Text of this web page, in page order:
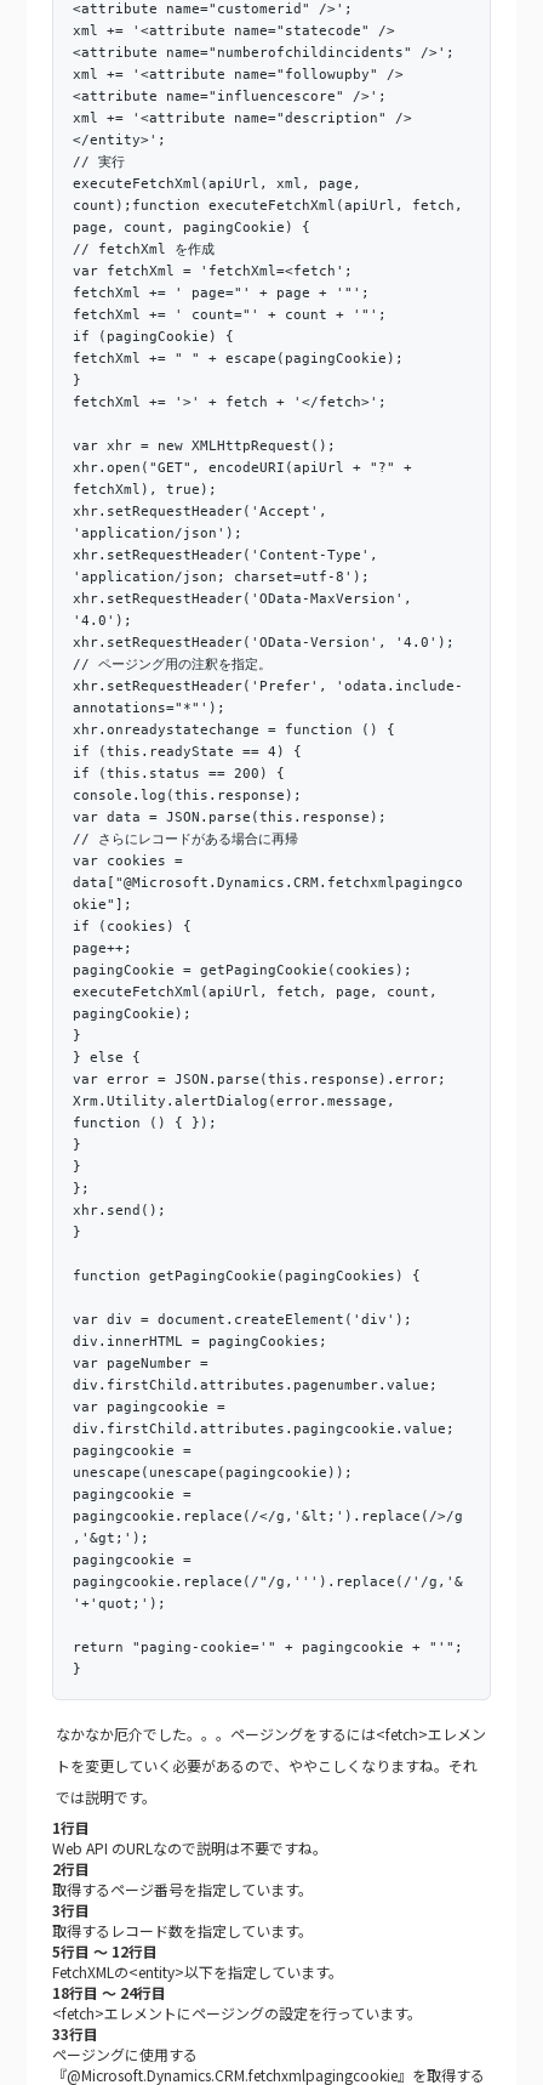
<attribute name="customerid" />';
xml += '<attribute name="statecode" />
<attribute name="numberofchildincidents" />';
xml += '<attribute name="followupby" />
<attribute name="influencescore" />';
xml += '<attribute name="description" />
</entity>';
// 実行
executeFetchXml(apiUrl, xml, page,
count);function executeFetchXml(apiUrl, fetch,
page, count, pagingCookie) {
// fetchXml を作成
var fetchXml = 'fetchXml=<fetch';
fetchXml += ' page="' + page + '"';
fetchXml += ' count="' + count + '"';
if (pagingCookie) {
fetchXml += " " + escape(pagingCookie);
}
fetchXml += '>' + fetch + '</fetch>';
var xhr = new XMLHttpRequest();
xhr.open("GET", encodeURI(apiUrl + "?" +
fetchXml), true);
xhr.setRequestHeader('Accept',
'application/json');
xhr.setRequestHeader('Content-Type',
'application/json; charset=utf-8');
xhr.setRequestHeader('OData-MaxVersion',
'4.0');
xhr.setRequestHeader('OData-Version', '4.0');
// ページング用の注釈を指定。
xhr.setRequestHeader('Prefer', 'odata.include-
annotations="*"');
xhr.onreadystatechange = function () {
if (this.readyState == 4) {
if (this.status == 200) {
console.log(this.response);
var data = JSON.parse(this.response);
// さらにレコードがある場合に再帰
var cookies =
data["@Microsoft.Dynamics.CRM.fetchxmlpagingco
okie"];
if (cookies) {
page++;
pagingCookie = getPagingCookie(cookies);
executeFetchXml(apiUrl, fetch, page, count,
pagingCookie);
}
} else {
var error = JSON.parse(this.response).error;
Xrm.Utility.alertDialog(error.message,
function () { });
}
}
};
xhr.send();
}
function getPagingCookie(pagingCookies) {
var div = document.createElement('div');
div.innerHTML = pagingCookies;
var pageNumber =
div.firstChild.attributes.pagenumber.value;
var pagingcookie =
div.firstChild.attributes.pagingcookie.value;
pagingcookie =
unescape(unescape(pagingcookie));
pagingcookie =
pagingcookie.replace(/</g,'&lt;').replace(/>/g
,'&gt;');
pagingcookie =
pagingcookie.replace(/"/g,''').replace(/'/g,'&
'+'quot;');
return "paging-cookie='" + pagingcookie + "'";
}
なかなか厄介でした。。。ページングをするには<fetch>エレメン
トを変更していく必要があるので、ややこしくなりますね。それ
では説明です。
1行目
Web API のURLなので説明は不要ですね。
2行目
取得するページ番号を指定しています。
3行目
取得するレコード数を指定しています。
5行目 ～ 12行目
FetchXMLの<entity>以下を指定しています。
18行目 ～ 24行目
<fetch>エレメントにページングの設定を行っています。
33行目
ページングに使用する
『@Microsoft.Dynamics.CRM.fetchxmlpagingcookie』を取得する